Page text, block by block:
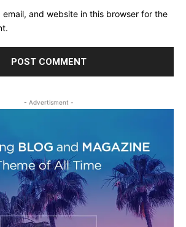
email, and website in this browser for the
- Advertisment -